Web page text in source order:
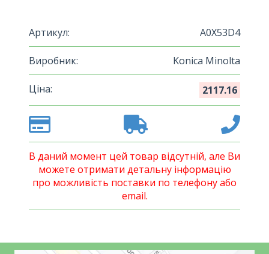
Артикул: A0X53D4
Виробник: Konica Minolta
Ціна: 2117.16
В даний момент цей товар відсутній, але Ви
можете отримати детальну інформацію
про можливість поставки по телефону або
email.